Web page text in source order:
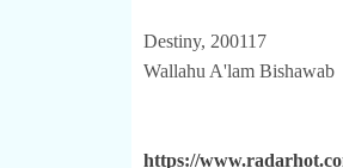
Destiny, 200117
Wallahu A'lam Bishawab
https://